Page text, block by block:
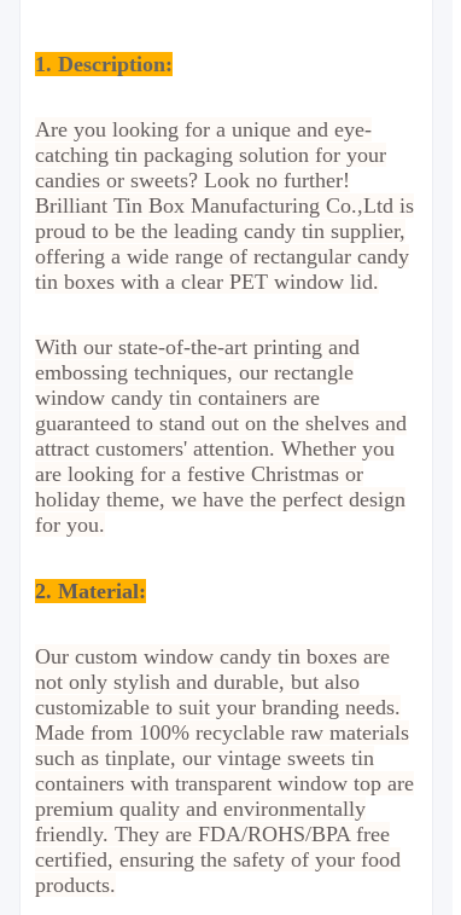
1. Description:
Are you looking for a unique and eye-
catching tin packaging solution for your
candies or sweets? Look no further!
Brilliant Tin Box Manufacturing Co.,Ltd is
proud to be the leading candy tin supplier,
offering a wide range of rectangular candy
tin boxes with a clear PET window lid.
With our state-of-the-art printing and
embossing techniques, our rectangle
window candy tin containers are
guaranteed to stand out on the shelves and
attract customers' attention. Whether you
are looking for a festive Christmas or
holiday theme, we have the perfect design
for you.
2. Material:
Our custom window candy tin boxes are
not only stylish and durable, but also
customizable to suit your branding needs.
Made from 100% recyclable raw materials
such as tinplate, our vintage sweets tin
containers with transparent window top are
premium quality and environmentally
friendly. They are FDA/ROHS/BPA free
certified, ensuring the safety of your food
products.